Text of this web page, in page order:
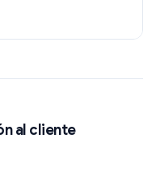
al cliente